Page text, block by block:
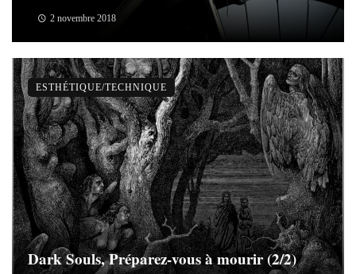
2 novembre 2018
Dark Souls, Préparez-vous à mourir (2/2)
ESTHÉTIQUE/TECHNIQUE